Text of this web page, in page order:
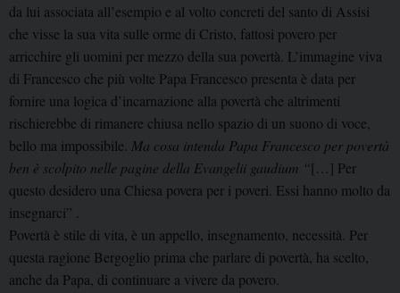
da lui associata all’esempio e al volto concreti del santo di Assisi
che visse la sua vita sulle orme di Cristo, fattosi povero per
arricchire gli uomini per mezzo della sua povertà. L’immagine viva
di Francesco che più volte Papa Francesco presenta è data per
fornire una logica d’incarnazione alla povertà che altrimenti
rischierebbe di rimanere chiusa nello spazio di un suono di voce,
bello ma impossibile. Ma cosa intenda Papa Francesco per povertà
ben è scolpito nelle pagine della Evangelii gaudium “[…] Per
questo desidero una Chiesa povera per i poveri. Essi hanno molto da
insegnarci” .
Povertà è stile di vita, è un appello, insegnamento, necessità. Per
questa ragione Bergoglio prima che parlare di povertà, ha scelto,
anche da Papa, di continuare a vivere da povero.